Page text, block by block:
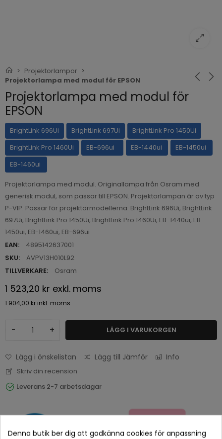
Projektorlampor
Projektorlampa med modul för EPSON
Projektorlampa med modul för
EPSON
BrightLink 696Ui BrightLink 697Ui
BrightLink Pro 1450Ui
BrightLink Pro 1460Ui
EB-696ui EB-1440ui
EB-1450ui
EB-1460ui
Projektorlampa med modul. Originallampa från Osram med
generisk modul, som passar till EPSON. Projektorlampan är av typ
P-VIP. Passar för projektormodellerna: BrightLink 696Ui, BrightLink
697Ui, BrightLink Pro 1450Ui, BrightLink Pro 1460Ui, EB-1440ui, EB-
1450ui, EB-1460ui, EB-696ui
EAN:
4895142637001
SKU:
AVPV13H010L92
TILLVERKARE:
Osram
1 523,20 kr exkl. moms
1 904,00 kr inkl. moms
- + LÄGG I VARUKORGEN
Lägg i önskelistan Lägg till Jämför Info
Skriv din recension
Leverans 2-7 arbetsdagar
Denna butik ber dig att godkänna cookies för anpassning